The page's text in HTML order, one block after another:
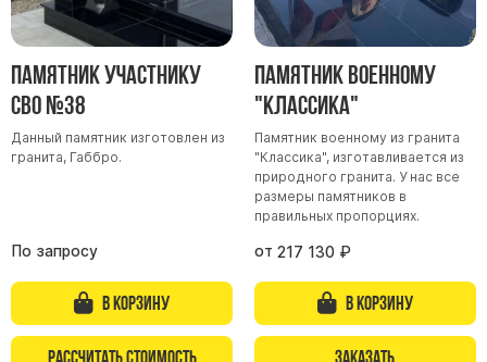
Буквы из латуни
Столбы для ограды чугун
Ограды металл
Столы и лавки
Тротуарная плитка
Вазы полимерные
Подсвечники
Памятник участнику
СВО №38
Данный памятник изготовлен из
гранита, Габбро.
По запросу
В корзину
Рассчитать стоимость
Памятник военному
"Классика"
Памятник военному из гранита
"Классика", изготавливается из
природного гранита. У нас все
размеры памятников в
правильных пропорциях.
от 217 130 ₽
В корзину
Заказать